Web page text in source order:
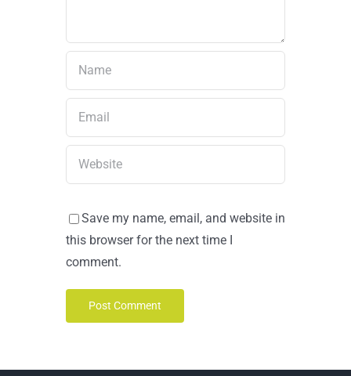
Save my name, email, and website in
this browser for the next time I
comment.